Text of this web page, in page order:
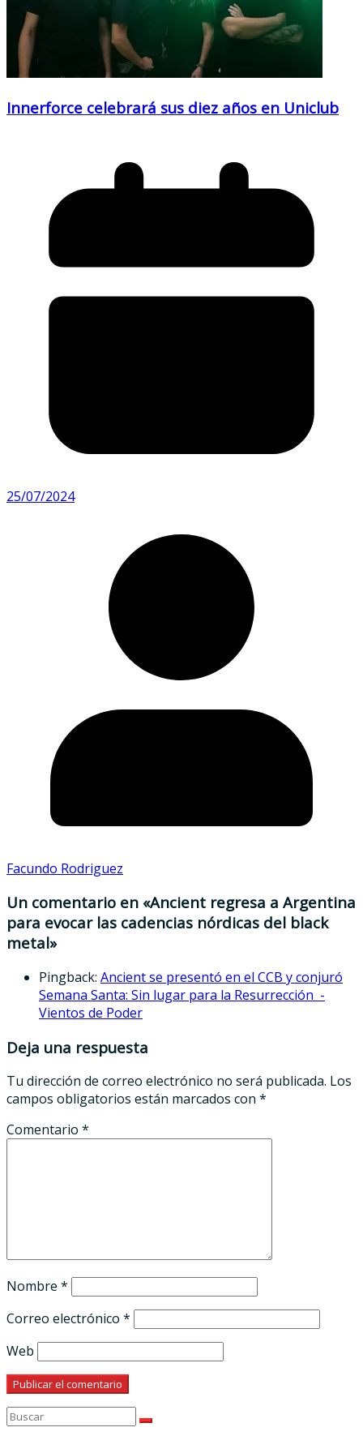
Innerforce celebrará sus diez años en Uniclub
25/07/2024
Facundo Rodriguez
Un comentario en «Ancient regresa a Argentina
para evocar las cadencias nórdicas del black
metal»
Pingback: Ancient se presentó en el CCB y conjuró
Semana Santa: Sin lugar para la Resurrección -
Vientos de Poder
Deja una respuesta
Tu dirección de correo electrónico no será publicada. Los
campos obligatorios están marcados con *
Comentario *
Nombre *
Correo electrónico *
Web